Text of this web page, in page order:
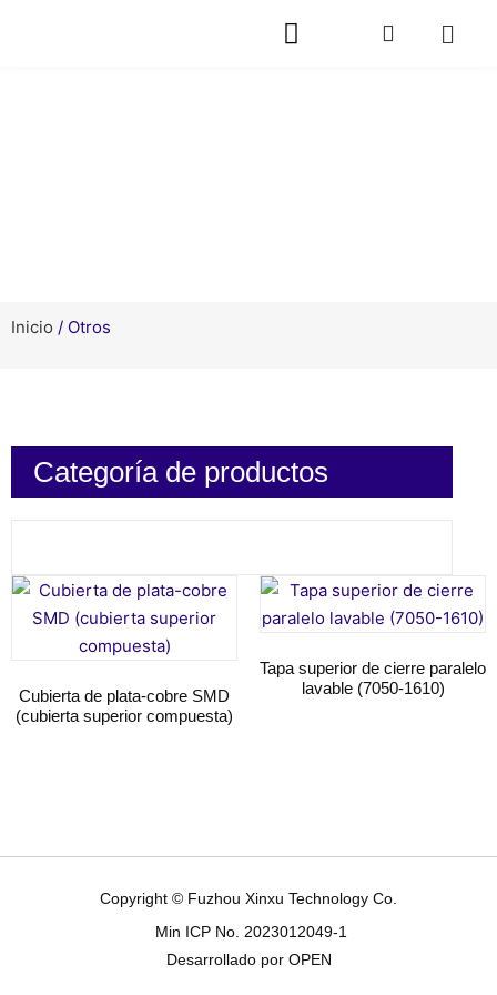
Inicio / Otros
Categoría de productos
Cubierta de plata-cobre SMD
(cubierta superior compuesta)
Tapa superior de cierre paralelo
lavable (7050-1610)
Copyright © Fuzhou Xinxu Technology Co.
Min ICP No. 2023012049-1
Desarrollado por OPEN